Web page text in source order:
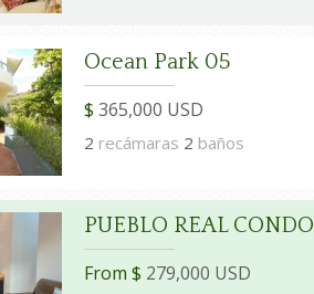
Ocean Park 05
$ 365,000 USD
2 recámaras 2 baños
PUEBLO REAL CONDO
From $ 279,000 USD